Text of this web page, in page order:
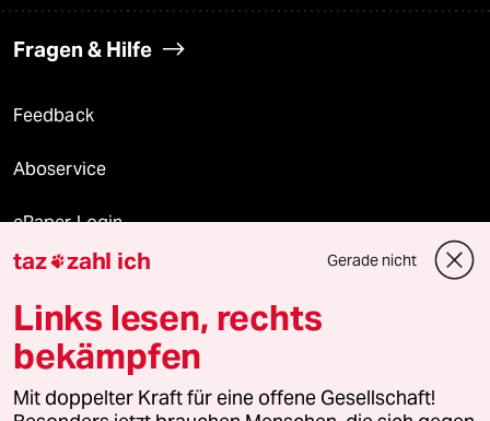
Fragen & Hilfe
Feedback
Aboservice
ePaper Login
Downloads für Abonnierende
© 2026 taz Verlags und Vertriebs GmbH
Alle Rechte vorbehalten. Bei rechtlichen Fragen oder für Genehmigungen
wenden Sie sich bitte an lizenzen@taz.de
taz zahl ich Gerade nicht
Links lesen, rechts
bekämpfen
Mit doppelter Kraft für eine offene Gesellschaft!